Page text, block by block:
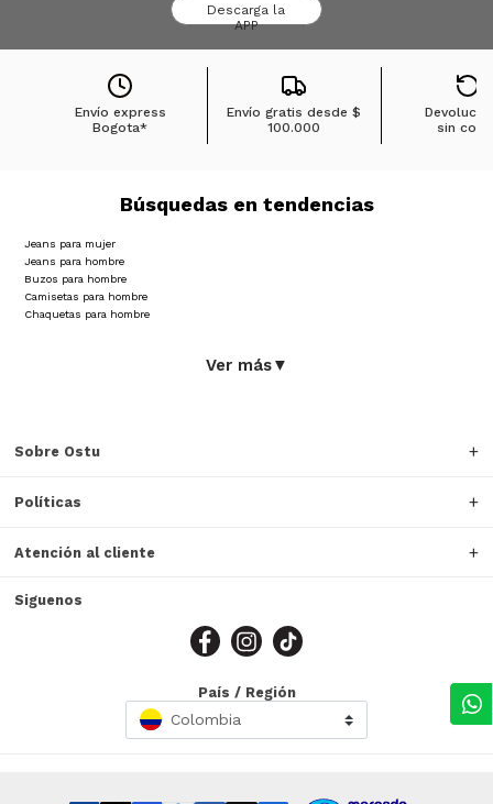
Descarga la
APP
Envío express
Bogota*
Envío gratis desde$
100.000
sin
Búsquedas en tendencias
Jeans para mujer
Jeans para hombre
Buzos para hombre
Camisetas para hombre
Chaquetas para hombre
Ver más▼
Sobre Ostu
Políticas
Atención al cliente
Siguenos
País / Región
Colombia